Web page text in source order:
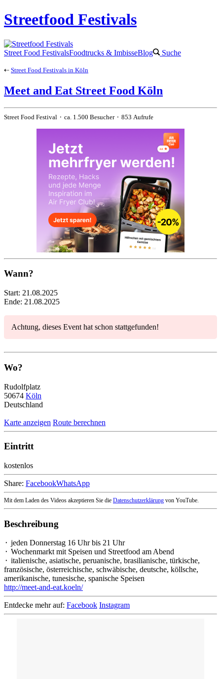
Streetfood Festivals
Street Food FestivalsFoodtrucks & ImbisseBlog Suche
⇠ Street Food Festivals in Köln
Meet and Eat Street Food Köln
Street Food Festival ⬝ ca. 1.500 Besucher ⬝ 853 Aufrufe
Wann?
Start: 21.08.2025
Ende: 21.08.2025
Achtung, dieses Event hat schon stattgefunden!
Wo?
Rudolfplatz
50674 Köln
Deutschland
Karte anzeigen Route berechnen
Eintritt
kostenlos
Share: FacebookWhatsApp
Mit dem Laden des Videos akzeptieren Sie die Datenschutzerklärung von YouTube.
Beschreibung
⬝ jeden Donnerstag 16 Uhr bis 21 Uhr
⬝ Wochenmarkt mit Speisen und Streetfood am Abend
⬝ italienische, asiatische, peruanische, brasilianische, türkische,
französische, österreichische, schwäbische, deutsche, köllsche,
amerikanische, tunesische, spanische Speisen
http://meet-and-eat.koeln/
Entdecke mehr auf: Facebook Instagram